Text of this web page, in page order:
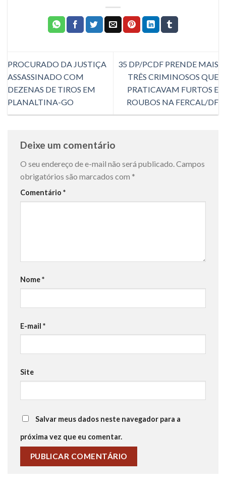
PROCURADO DA JUSTIÇA
ASSASSINADO COM
DEZENAS DE TIROS EM
PLANALTINA-GO
35 DP/PCDF PRENDE MAIS
TRÊS CRIMINOSOS QUE
PRATICAVAM FURTOS E
ROUBOS NA FERCAL/DF
Deixe um comentário
O seu endereço de e-mail não será publicado.Campos
obrigatórios são marcados com *
Comentário *
Nome*
E-mail *
Site
Salvar meus dados neste navegador para a
próxima vez que eu comentar.